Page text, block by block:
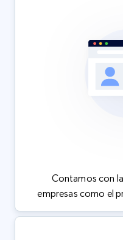
Contamos con
empresas como el